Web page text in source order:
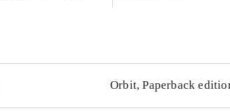
Orbit, Paperback